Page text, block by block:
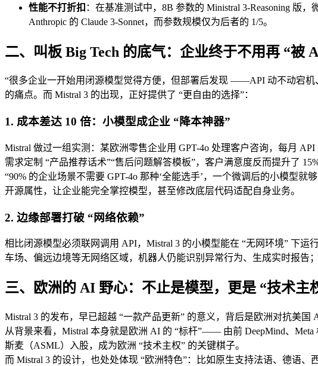
性能不打折扣 ：在基准测试中，8B 参数的 Ministral 3-Reasoning 版
Anthropic 的 Claude 3-Sonnet，而参数规模仅为后者的 1/5。
二、叫板 Big Tech 的底气：企业终于不用再 “被
“很多企业一开始用闭源模型觉得方便，但部署后发现 ——API 动不动宕机
的痛点。而 Mistral 3 的出现，正好提供了 “更自由的选择”：
1. 成本差达 10 倍：小模型成企业 “降本神器”
Mistral 做过一组实测：某欧洲零售企业用 GPT-4o 处理客户咨询，每月
需求定制 “产品推荐话术”“售后问题解答模板”，客户满意度反而提升了 15%
“90% 的企业场景不需要 GPT-4o 那种‘全能选手’，一个微调后的小模型
开源属性，让企业能完全掌控模型，甚至修改底层代码适配自身业务。
2. 边缘部署打破 “网络依赖”
相比闭源模型必须联网调用 API，Mistral 3 的小模型能在 “无网环境” 下运
车场、偏远边境等无网络区域，机器人仍能识别异常行为、生成实时报告
三、欧洲的 AI 野心：不止是模型，更是 “技术主
Mistral 3 的发布，早已超越 “一款产品更新” 的意义，背后是欧洲对抗美国
从背景来看，Mistral 本身就是欧洲 AI 的 “标杆”—— 由前 DeepMind、
斯麦（ASML）入股，成为欧洲 “技术主权” 的关键棋子。
而 Mistral 3 的设计，也处处体现 “欧洲特色”：比如原生支持法语、德语